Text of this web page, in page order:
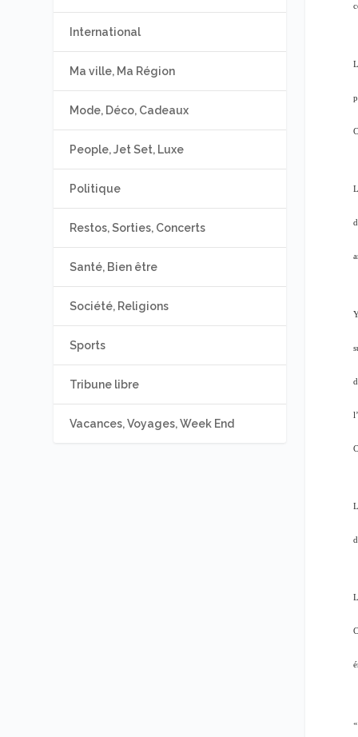
International
Ma ville, Ma Région
Mode, Déco, Cadeaux
People, Jet Set, Luxe
Politique
Restos, Sorties, Concerts
Santé, Bien être
Société, Religions
Sports
Tribune libre
Vacances, Voyages, Week End